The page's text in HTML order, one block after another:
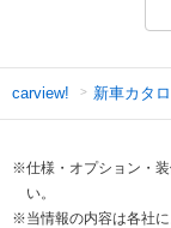
carview! 新車カタ
※仕様・オプション・
い。
※当情報の内容は各社